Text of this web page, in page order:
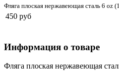
Фляга плоская нержавеющая сталь 6 oz
450 руб
Информация о товаре
Фляга плоская нержавеющая